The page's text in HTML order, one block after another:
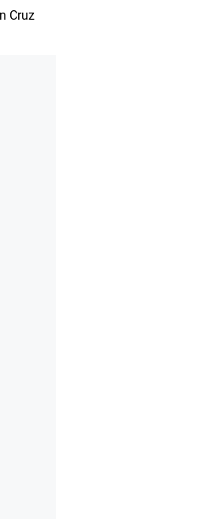
Cruz